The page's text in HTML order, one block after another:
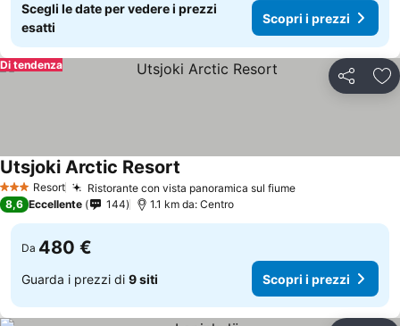
Scegli le date per vedere i prezzi
esatti
Scopri i prezzi
Condividi
Di tendenza
3 StelleResort Ristorante con vista panoramica sul fiume
Utsjoki Arctic Resort
8,6 Eccellente 144 1.1 km da: Centro
Da 480 €
Guarda i prezzi di 9 siti Scopri i prezzi